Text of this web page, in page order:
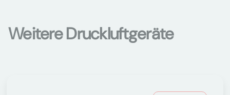
Weitere Druckluftgeräte